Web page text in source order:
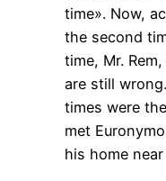
time». Now,
the second
time, Mr.
are still
times were
met
his home